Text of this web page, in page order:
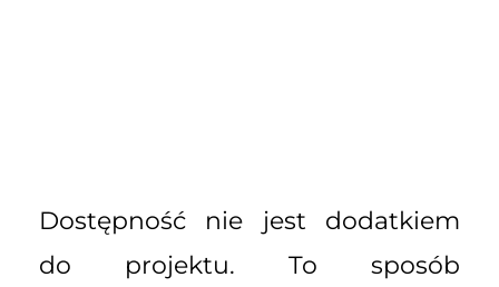
Dostępność nie jest dodatkiem
do projektu. To sposób